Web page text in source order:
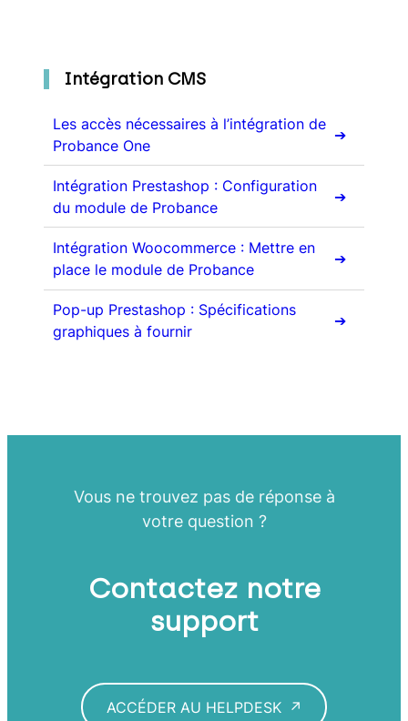
Intégration CMS
Les accès nécessaires à l’intégration de
Probance One
Intégration Prestashop : Configuration
du module de Probance
Intégration Woocommerce : Mettre en
place le module de Probance
Pop-up Prestashop : Spécifications
graphiques à fournir
Vous ne trouvez pas de réponse à
votre question ?
Contactez notre
support
ACCÉDER AU HELPDESK